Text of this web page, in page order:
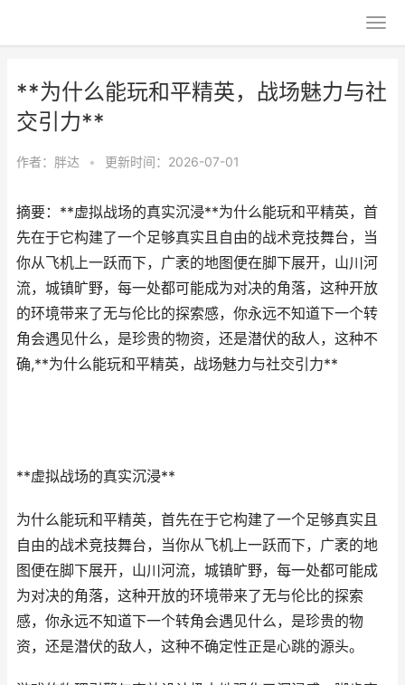
**为什么能玩和平精英，战场魅力与社
交引力**
作者： 胖达 • 更新时间：2026-07-01
摘要：**虚拟战场的真实沉浸**为什么能玩和平精英，首
先在于它构建了一个足够真实且自由的战术竞技舞台，当
你从飞机上一跃而下，广袤的地图便在脚下展开，山川河
流，城镇旷野，每一处都可能成为对决的角落，这种开放
的环境带来了无与伦比的探索感，你永远不知道下一个转
角会遇见什么，是珍贵的物资，还是潜伏的敌人，这种不
确,**为什么能玩和平精英，战场魅力与社交引力**
**虚拟战场的真实沉浸**
为什么能玩和平精英，首先在于它构建了一个足够真实且
自由的战术竞技舞台，当你从飞机上一跃而下，广袤的地
图便在脚下展开，山川河流，城镇旷野，每一处都可能成
为对决的角落，这种开放的环境带来了无与伦比的探索
感，你永远不知道下一个转角会遇见什么，是珍贵的物
资，还是潜伏的敌人，这种不确定性正是心跳的源头。